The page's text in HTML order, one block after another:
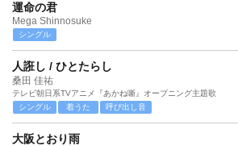
運命の君
Mega Shinnosuke
シングル
人誑し / ひとたらし
桑田 佳祐
テレビ朝日系TVアニメ『あかね噺』オープニング主題歌
シングル
着うた 呼び出し音
大阪とおり雨